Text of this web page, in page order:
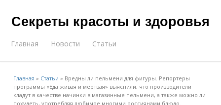
Секреты красоты и здоровья
Главная Новости Статьи
Главная » Статьи » Вредны ли пельмени для фигуры. Репортеры
программы «Еда живая и мертвая» выяснили, что производители
кладут в качестве начинки в магазинные пельмени, а также можно ли
похудеть, употребляя любимое многими россиянами блюдо.